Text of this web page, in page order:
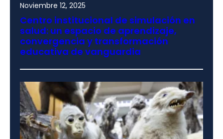
Noviembre 12, 2025
Centro institucional de simulación en
salud: un espacio de aprendizaje,
convergencia y transformación
educativa de vanguardia